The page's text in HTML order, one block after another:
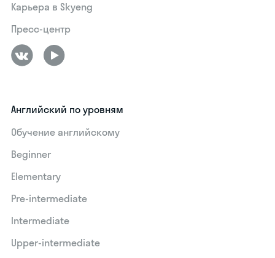
Карьера в Skyeng
Пресс-центр
Английский по уровням
Обучение английскому
Beginner
Elementary
Pre-intermediate
Intermediate
Upper-intermediate